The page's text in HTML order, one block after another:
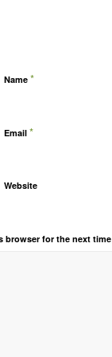
Name *
Email *
Website
browser for the next